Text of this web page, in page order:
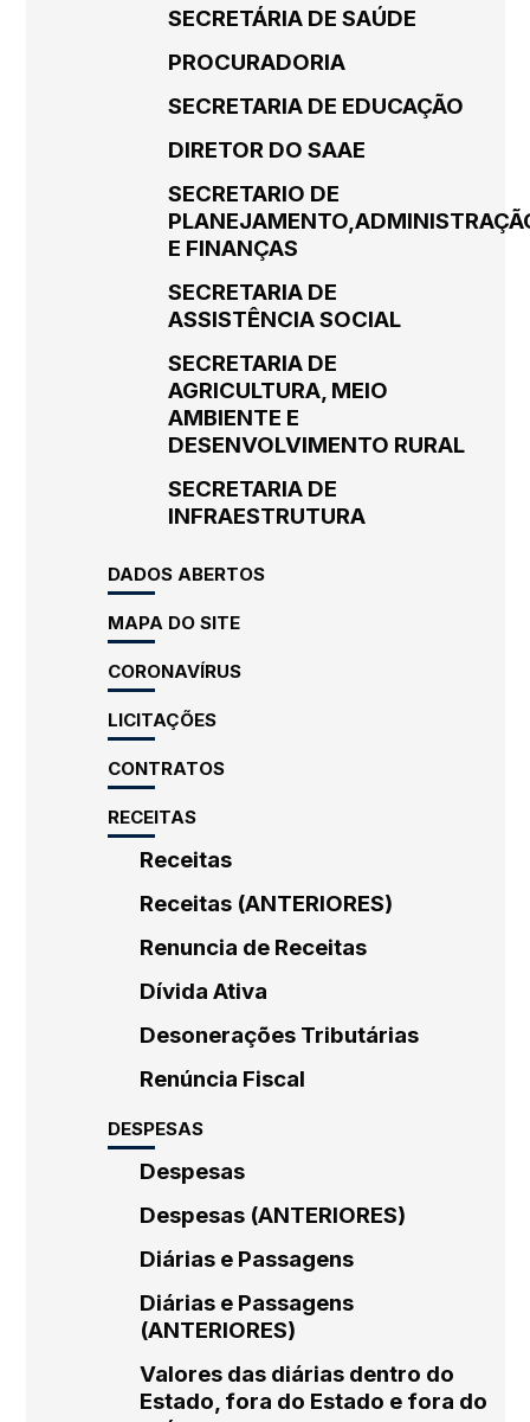
SECRETÁRIA DE SAÚDE
PROCURADORIA
SECRETARIA DE EDUCAÇÃO
DIRETOR DO SAAE
SECRETARIO DE
E FINANÇAS
SECRETARIA DE
ASSISTÊNCIA SOCIAL
SECRETARIA DE
AGRICULTURA, MEIO
AMBIENTE E
DESENVOLVIMENTO RURAL
SECRETARIA DE
INFRAESTRUTURA
DADOS ABERTOS
MAPA DO SITE
CORONAVÍRUS
LICITAÇÕES
CONTRATOS
RECEITAS
Receitas
Receitas (ANTERIORES)
Renuncia de Receitas
Dívida Ativa
Desonerações Tributárias
Renúncia Fiscal
DESPESAS
Despesas
Despesas (ANTERIORES)
Diárias e Passagens
Diárias e Passagens
(ANTERIORES)
Valores das diárias dentro do
Estado, fora do Estado e fora do